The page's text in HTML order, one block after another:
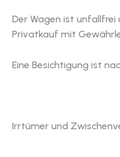
Der Wagen ist unfallfrei
Privatkauf mit
Eine Besichtigung ist
Irrtümer und